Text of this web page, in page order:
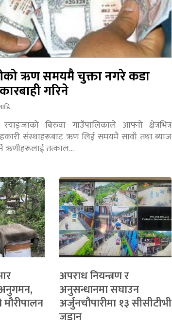
ऋण समयमै चुक्ता नगरे कडा
गरिने
बिरुवा गाउँपालिकाले आफ्नो क्षेत्रभित्र
संस्थाहरूबाट ऋण लिई समयमै सावाँ तथा ब्याज
ऋणीहरूलाई तत्काल…
मौरीपालन
अपराध नियन्त्रण र
अनुसन्धानमा सघाउन
अर्जुनचौपारीमा १३ सीसीटीभी
जडान